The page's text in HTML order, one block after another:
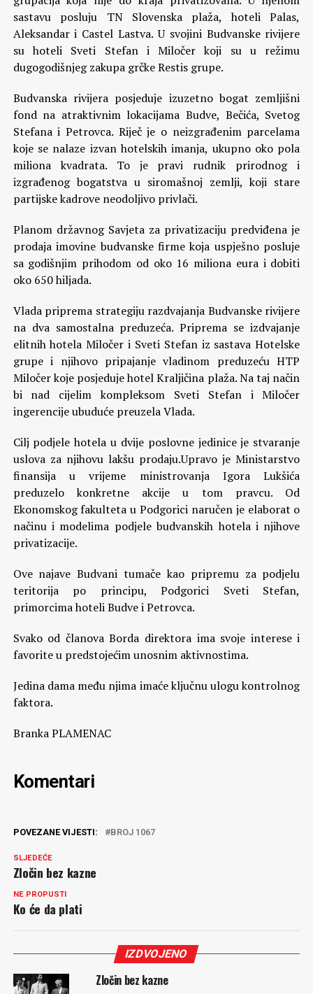
sastavu posluju TN Slovenska plaža, hoteli Palas,
Aleksandar i Castel Lastva. U svojini Budvanske rivijere
su hoteli Sveti Stefan i Miločer koji su u režimu
dugogodišnjeg zakupa grčke Restis grupe.
Budvanska rivijera posjeduje izuzetno bogat zemljišni
fond na atraktivnim lokacijama Budve, Bečića, Svetog
Stefana i Petrovca. Riječ je o neizgrađenim parcelama
koje se nalaze izvan hotelskih imanja, ukupno oko pola
miliona kvadrata. To je pravi rudnik prirodnog i
izgrađenog bogatstva u siromašnoj zemlji, koji stare
partijske kadrove neodoljivo privlači.
Planom državnog Savjeta za privatizaciju predviđena je
prodaja imovine budvanske firme koja uspješno posluje
sa godišnjim prihodom od oko 16 miliona eura i dobiti
oko 650 hiljada.
Vlada priprema strategiju razdvajanja Budvanske rivijere
na dva samostalna preduzeća. Priprema se izdvajanje
elitnih hotela Miločer i Sveti Stefan iz sastava Hotelske
grupe i njihovo pripajanje vladinom preduzeću HTP
Miločer koje posjeduje hotel Kraljičina plaža. Na taj način
bi nad cijelim kompleksom Sveti Stefan i Miločer
ingerencije ubuduće preuzela Vlada.
Cilj podjele hotela u dvije poslovne jedinice je stvaranje
uslova za njihovu lakšu prodaju.Upravo je Ministarstvo
finansija u vrijeme ministrovanja Igora Lukšića
preduzelo konkretne akcije u tom pravcu. Od
Ekonomskog fakulteta u Podgorici naručen je elaborat o
načinu i modelima podjele budvanskih hotela i njihove
privatizacije.
Ove najave Budvani tumače kao pripremu za podjelu
teritorija po principu, Podgorici Sveti Stefan,
primorcima hoteli Budve i Petrovca.
Svako od članova Borda direktora ima svoje interese i
favorite u predstojećim unosnim aktivnostima.
Jedina dama među njima imaće ključnu ulogu kontrolnog
faktora.
Branka PLAMENAC
Komentari
POVEZANE VIJESTI: BROJ 1067
SLJEDEĆE
Zločin bez kazne
NE PROPUSTI
Ko će da plati
IZDVOJENO
Zločin bez kazne